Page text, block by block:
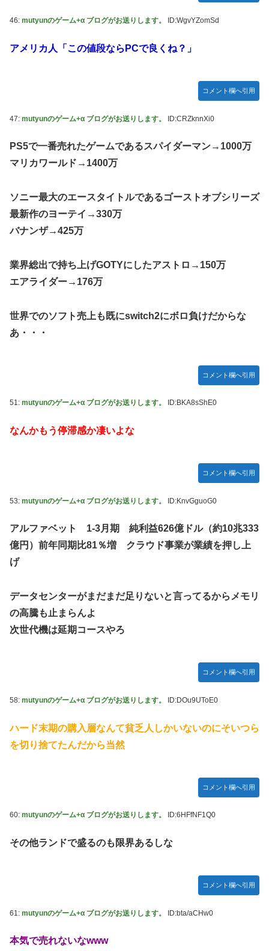
46: mutyunのゲーム+α ブログがお送りします。 ID:WgvYZomSd
アメリカ人「この値段ならPCで良くね？」
コメント欄へ引用
47: mutyunのゲーム+α ブログがお送りします。 ID:CRZknnXi0
PS5で一番売れたゲームであるスパイダーマン→1000万
マリカワールド→1400万
ソニー最大のエースタイトルであるゴーストオブシリーズ
最新作のヨーテイ→330万
バナンザ→425万
業界総出で持ち上げGOTYにしたアストロ→150万
エアライダー→176万
世界でのソフト売上も既にswitch2にボロ負けだからな
あ・・・
コメント欄へ引用
51: mutyunのゲーム+α ブログがお送りします。 ID:BKA8sShE0
なんかもう停滞感か凄いよな
コメント欄へ引用
53: mutyunのゲーム+α ブログがお送りします。 ID:KnvGguoG0
アルファベット 1-3月期 純利益626億ドル（約10兆333
億円）前年同期比81％増 クラウド事業が業績を押し上
げ
データセンターがまだまだ足りないと言ってるからメモリ
の高騰も止まらんよ
次世代機は延期コースやろ
コメント欄へ引用
58: mutyunのゲーム+α ブログがお送りします。 ID:DOu9UToE0
ハード末期の購入層なんて貧乏人しかいないのにそいつら
を切り捨てたんだから当然
コメント欄へ引用
60: mutyunのゲーム+α ブログがお送りします。 ID:6HFfNF1Q0
その他ランドで盛るのも限界あるしな
コメント欄へ引用
61: mutyunのゲーム+α ブログがお送りします。 ID:bta/aCHw0
本気で売れないなwww